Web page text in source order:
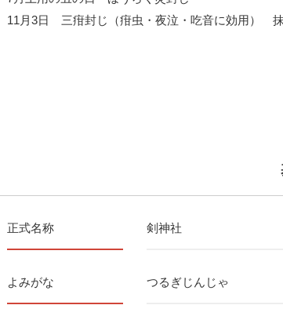
11月3日 三疳封じ（疳虫・夜泣・吃音に効用）
正式名称 剣神社
よみがな つるぎじんじゃ